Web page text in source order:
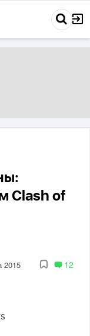
Clash of
2015 12